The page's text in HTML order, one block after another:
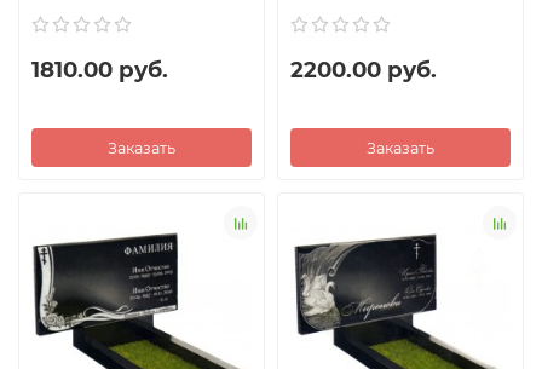
1810.00 руб.
Заказать
2200.00 руб.
Заказать